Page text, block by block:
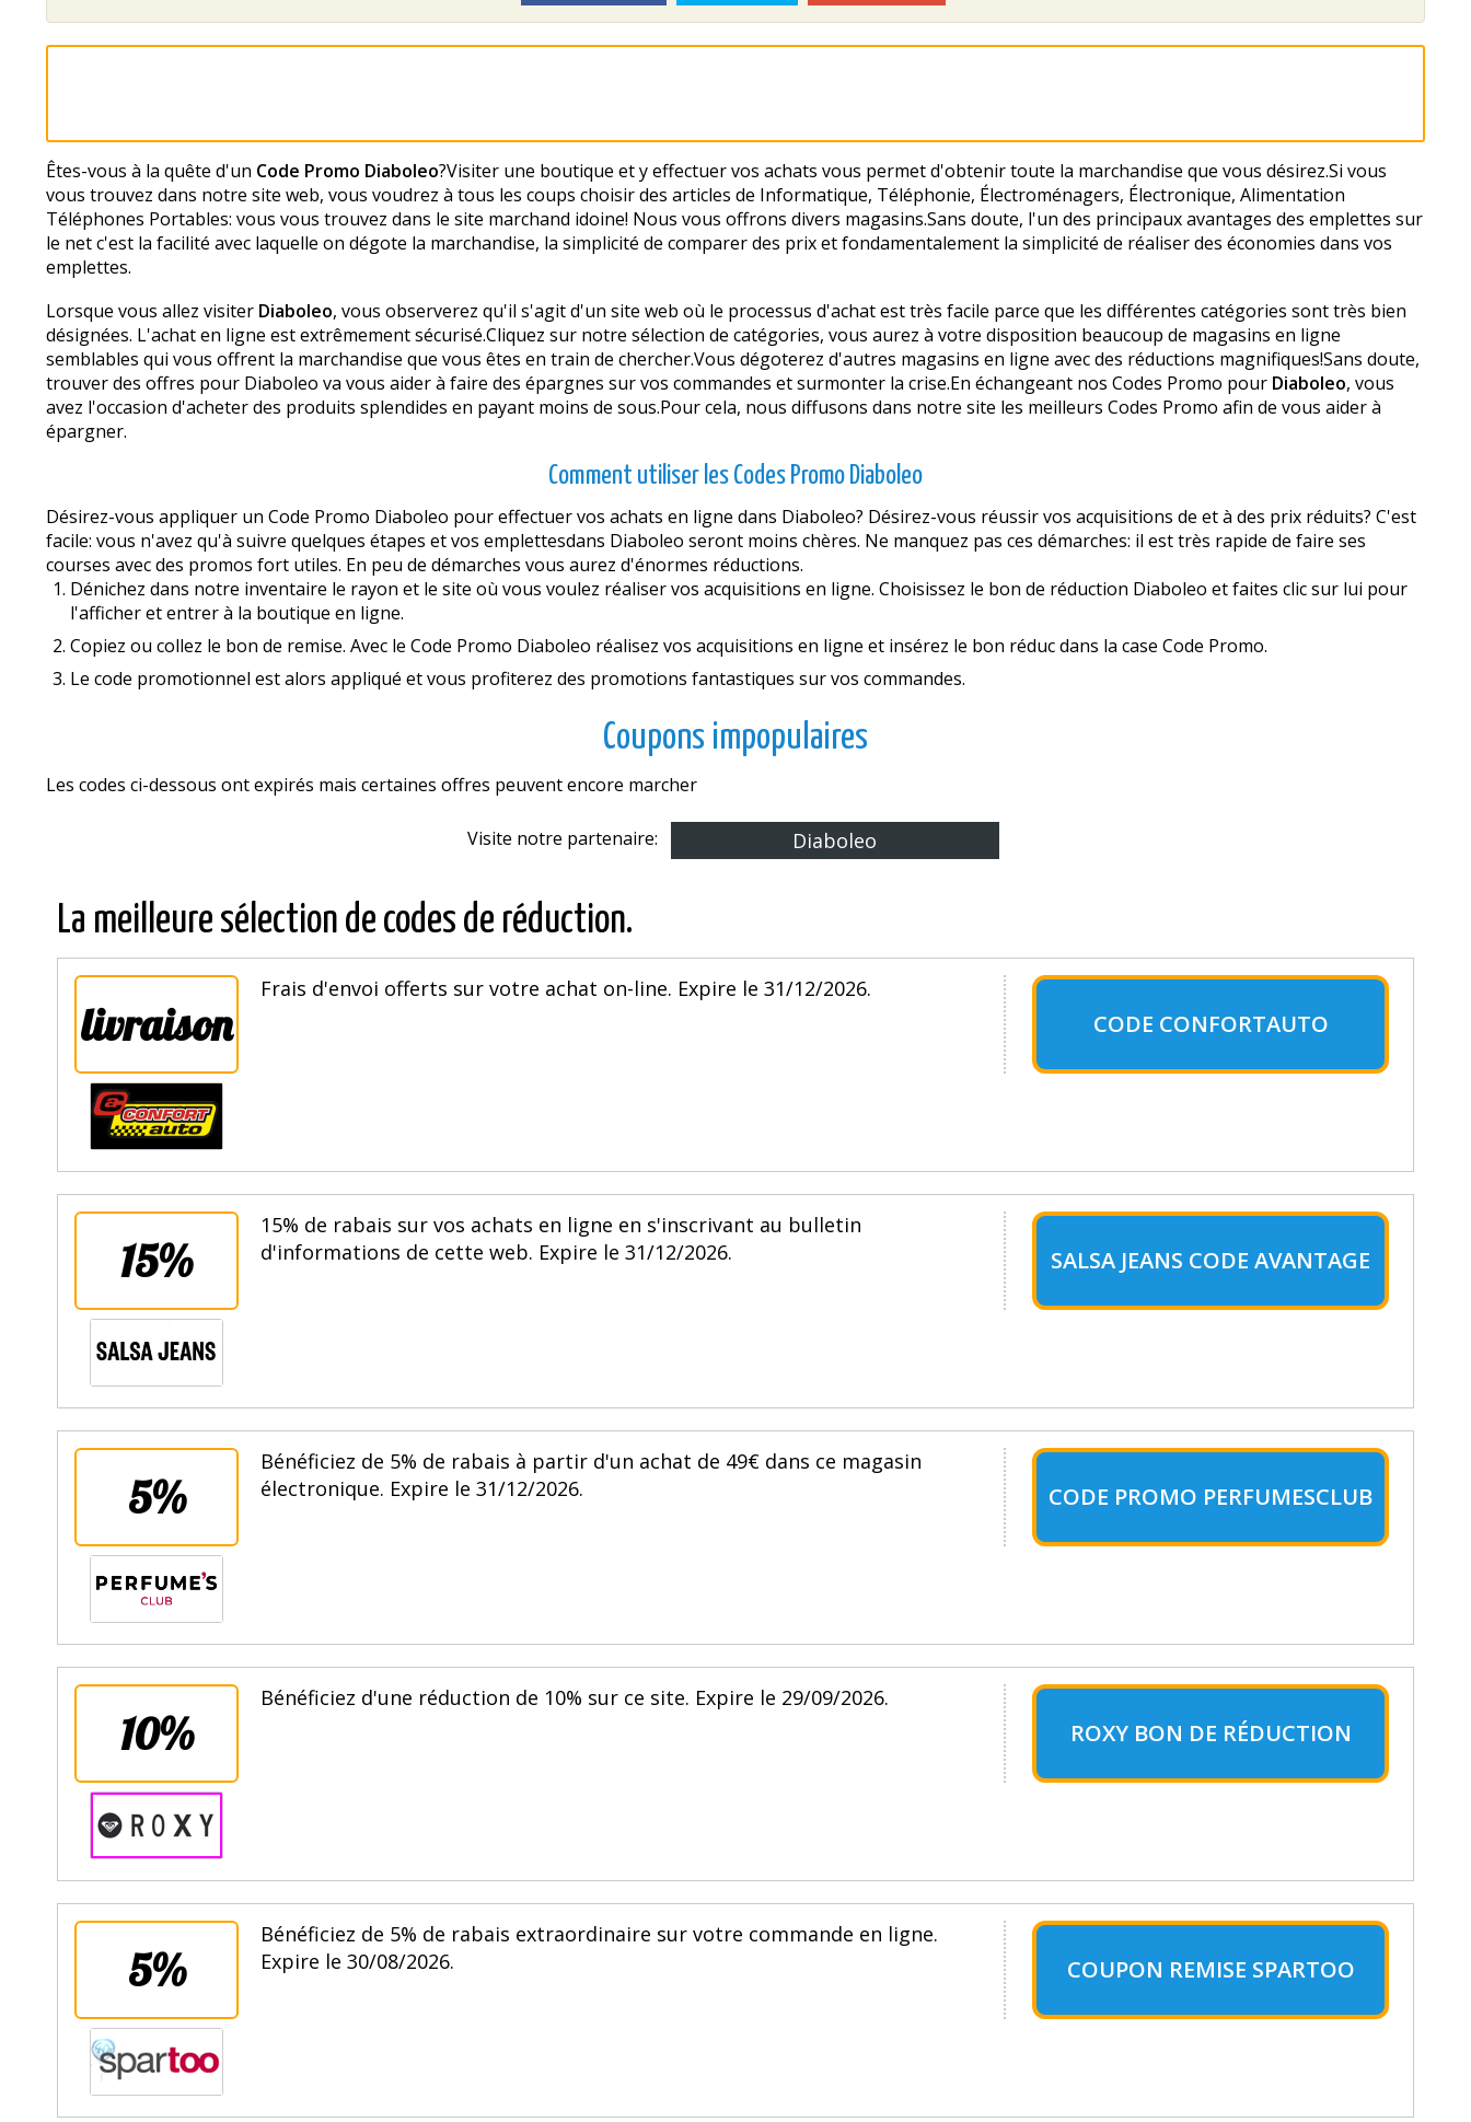
Êtes-vous à la quête d'un Code Promo Diaboleo?Visiter une boutique et y effectuer vos achats vous permet d'obtenir toute la marchandise que vous désirez.Si vous
vous trouvez dans notre site web, vous voudrez à tous les coups choisir des articles de Informatique, Téléphonie, Électroménagers, Électronique, Alimentation
Téléphones Portables: vous vous trouvez dans le site marchand idoine! Nous vous offrons divers magasins.Sans doute, l'un des principaux avantages des emplettes sur
le net c'est la facilité avec laquelle on dégote la marchandise, la simplicité de comparer des prix et fondamentalement la simplicité de réaliser des économies dans vos
emplettes.
Lorsque vous allez visiter Diaboleo, vous observerez qu'il s'agit d'un site web où le processus d'achat est très facile parce que les différentes catégories sont très bien
désignées. L'achat en ligne est extrêmement sécurisé.Cliquez sur notre sélection de catégories, vous aurez à votre disposition beaucoup de magasins en ligne
semblables qui vous offrent la marchandise que vous êtes en train de chercher.Vous dégoterez d'autres magasins en ligne avec des réductions magnifiques!Sans doute,
trouver des offres pour Diaboleo va vous aider à faire des épargnes sur vos commandes et surmonter la crise.En échangeant nos Codes Promo pour Diaboleo, vous
avez l'occasion d'acheter des produits splendides en payant moins de sous.Pour cela, nous diffusons dans notre site les meilleurs Codes Promo afin de vous aider à
épargner.
Comment utiliser les Codes Promo Diaboleo
Désirez-vous appliquer un Code Promo Diaboleo pour effectuer vos achats en ligne dans Diaboleo? Désirez-vous réussir vos acquisitions de et à des prix réduits? C'est
facile: vous n'avez qu'à suivre quelques étapes et vos emplettesdans Diaboleo seront moins chères. Ne manquez pas ces démarches: il est très rapide de faire ses
courses avec des promos fort utiles. En peu de démarches vous aurez d'énormes réductions.
Dénichez dans notre inventaire le rayon et le site où vous voulez réaliser vos acquisitions en ligne. Choisissez le bon de réduction Diaboleo et faites clic sur lui pour
l'afficher et entrer à la boutique en ligne.
Copiez ou collez le bon de remise. Avec le Code Promo Diaboleo réalisez vos acquisitions en ligne et insérez le bon réduc dans la case Code Promo.
Le code promotionnel est alors appliqué et vous profiterez des promotions fantastiques sur vos commandes.
Coupons impopulaires
Les codes ci-dessous ont expirés mais certaines offres peuvent encore marcher
Visite notre partenaire: Diaboleo
La meilleure sélection de codes de réduction.
livraison
Frais d'envoi offerts sur votre achat on-line. Expire le 31/12/2026.
CODE CONFORTAUTO
15%
15% de rabais sur vos achats en ligne en s'inscrivant au bulletin
d'informations de cette web. Expire le 31/12/2026.
SALSA JEANS CODE AVANTAGE
5%
Bénéficiez de 5% de rabais à partir d'un achat de 49€ dans ce magasin
électronique. Expire le 31/12/2026.
CODE PROMO PERFUMESCLUB
10%
Bénéficiez d'une réduction de 10% sur ce site. Expire le 29/09/2026.
ROXY BON DE RÉDUCTION
5%
Bénéficiez de 5% de rabais extraordinaire sur votre commande en ligne.
Expire le 30/08/2026.
COUPON REMISE SPARTOO